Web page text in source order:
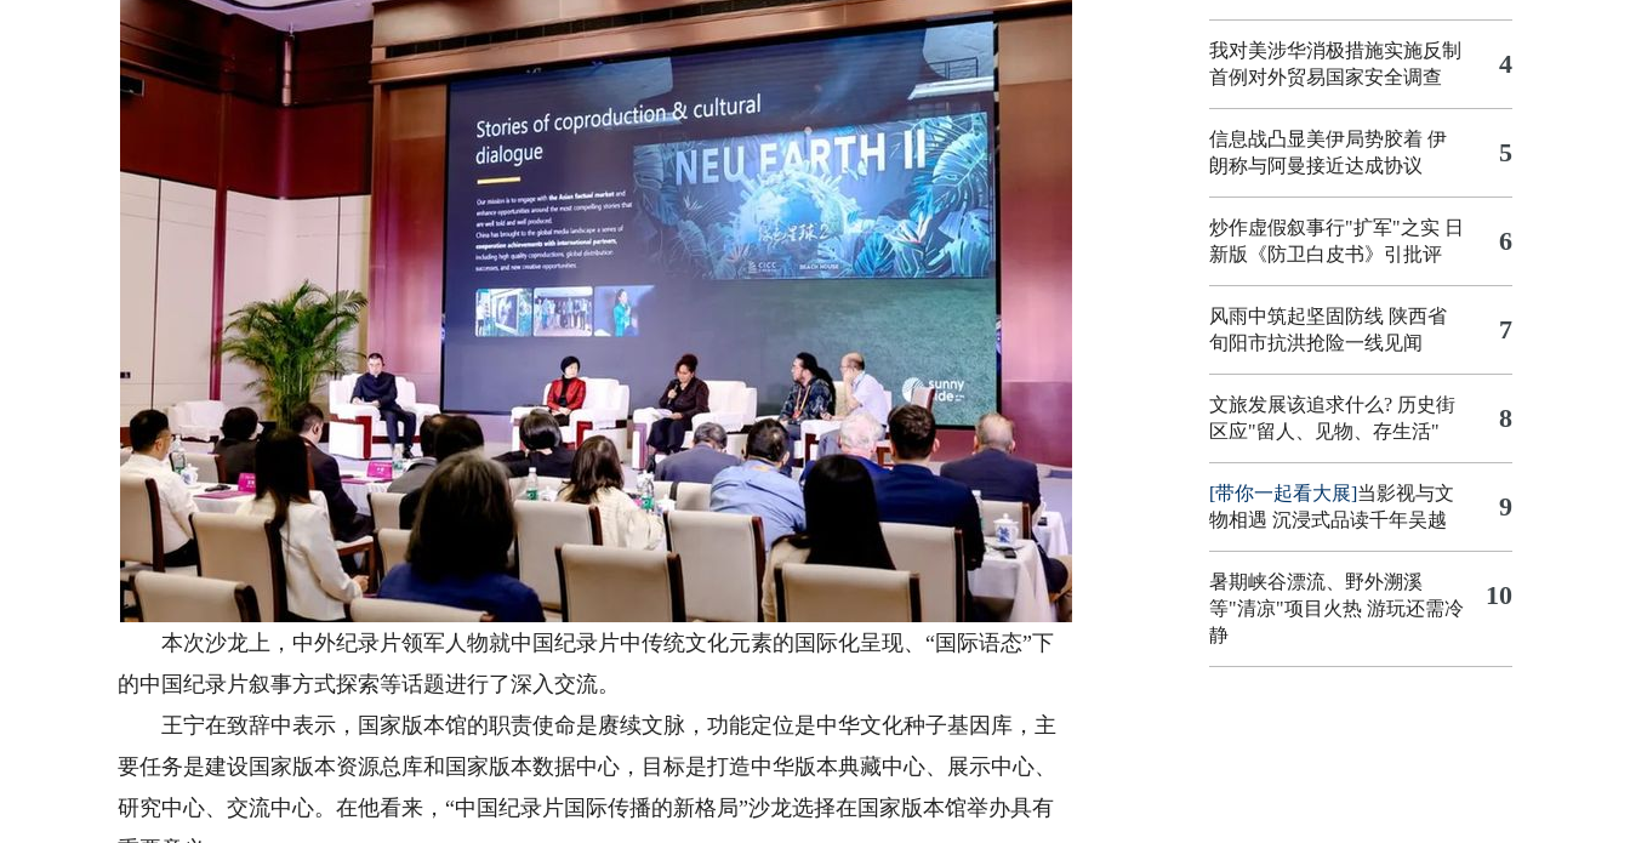
本次沙龙上，中外纪录片领军人物就中国纪录片中传统文化元素的国际化呈现、“国际语态”下
的中国纪录片叙事方式探索等话题进行了深入交流。
王宁在致辞中表示，国家版本馆的职责使命是赓续文脉，功能定位是中华文化种子基因库，主
要任务是建设国家版本资源总库和国家版本数据中心，目标是打造中华版本典藏中心、展示中心、
研究中心、交流中心。在他看来，“中国纪录片国际传播的新格局”沙龙选择在国家版本馆举办具有
我对美涉华消极措施实施反制
首例对外贸易国家安全调查
4
信息战凸显美伊局势胶着 伊
朗称与阿曼接近达成协议
5
炒作虚假叙事行"扩军"之实 日
新版《防卫白皮书》引批评
6
风雨中筑起坚固防线 陕西省
旬阳市抗洪抢险一线见闻
7
文旅发展该追求什么? 历史街
区应"留人、见物、存生活"
8
[带你一起看大展]当影视与文
物相遇 沉浸式品读千年吴越
9
暑期峡谷漂流、野外溯溪
等"清凉"项目火热 游玩还需冷
静
10